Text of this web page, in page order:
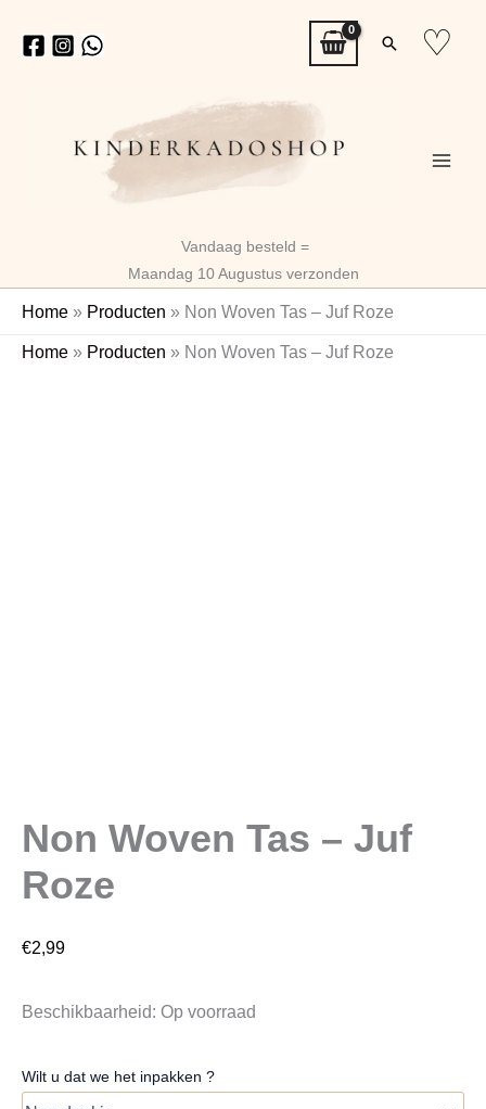
naar
Zoeken
♡
Vandaag besteld =
Maandag 10 Augustus verzonden
Home » Producten » Non Woven Tas – Juf Roze
Home » Producten » Non Woven Tas – Juf Roze
Non Woven Tas – Juf
Roze
€2,99
Beschikbaarheid: Op voorraad
Wilt u dat we het inpakken ?
Non